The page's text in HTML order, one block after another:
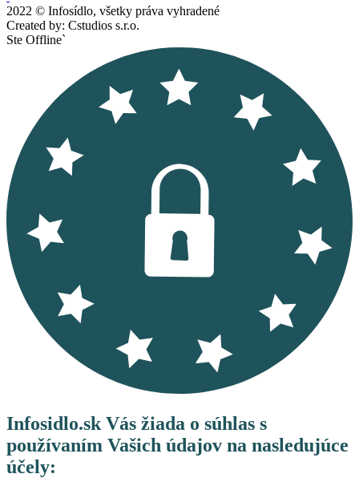
2022 © Infosídlo, všetky práva vyhradené
Created by: Cstudios s.r.o.
Ste Offline`
Infosidlo.sk Vás žiada o súhlas s
používaním Vašich údajov na nasledujúce
účely: